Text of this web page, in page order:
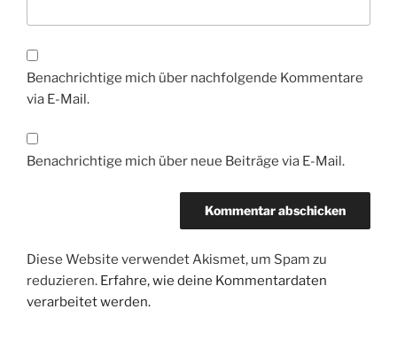
Benachrichtige mich über nachfolgende Kommentare
via E-Mail.
Benachrichtige mich über neue Beiträge via E-Mail.
Diese Website verwendet Akismet, um Spam zu
reduzieren. Erfahre, wie deine Kommentardaten
verarbeitet werden.